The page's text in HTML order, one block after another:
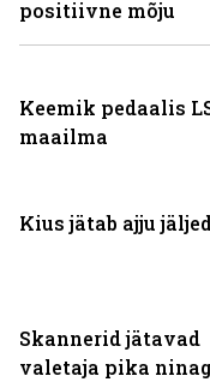
Kius jätab ajju
Skannerid jätavad
valetaja pika
positiivne mõju
Keemik pedaalis
maailma